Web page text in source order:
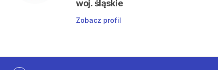
woj. śląskie
Zobacz profil